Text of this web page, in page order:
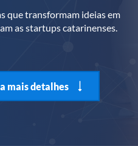
que transformam ideias em
as startups catarinenses.
mais detalhes